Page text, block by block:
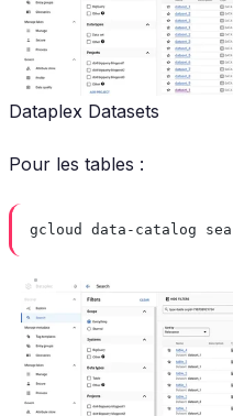
Dataplex Datasets
Pour les tables :
gcloud data-catalog